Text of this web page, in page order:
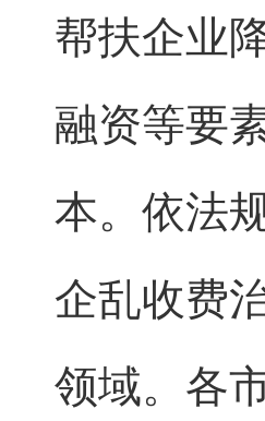
帮扶企业
融资等要
本。依法
企乱收费
领域。各